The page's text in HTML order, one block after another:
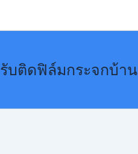
รับติดฟิล์มกระจกบ้าน